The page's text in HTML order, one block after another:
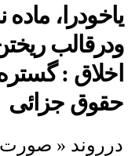
یاخودرا،
ودرقالب
اخلاق :
حقوق جزائی
درروند «